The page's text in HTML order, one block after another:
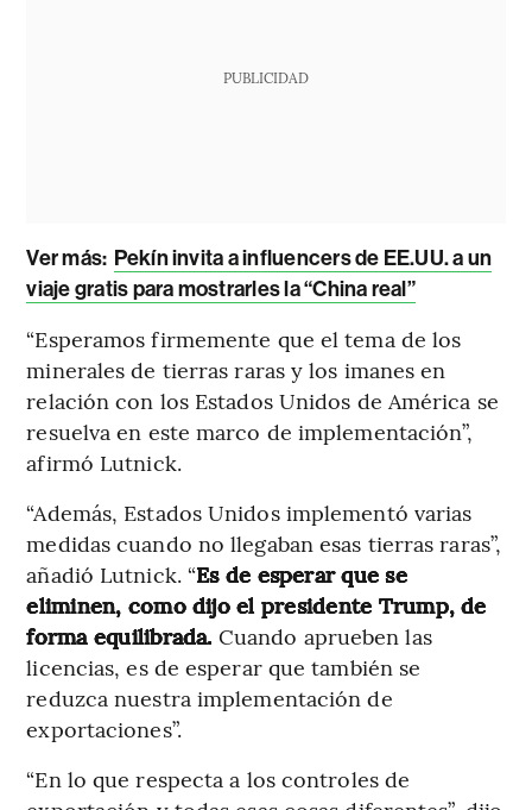
PUBLICIDAD
Ver más: Pekín invita a influencers de EE.UU. a un
viaje gratis para mostrarles la “China real”
“Esperamos firmemente que el tema de los
minerales de tierras raras y los imanes en
relación con los Estados Unidos de América se
resuelva en este marco de implementación”,
afirmó Lutnick.
“Además, Estados Unidos implementó varias
medidas cuando no llegaban esas tierras raras”,
añadió Lutnick. “Es de esperar que se
eliminen, como dijo el presidente Trump, de
forma equilibrada. Cuando aprueben las
licencias, es de esperar que también se
reduzca nuestra implementación de
exportaciones”.
“En lo que respecta a los controles de